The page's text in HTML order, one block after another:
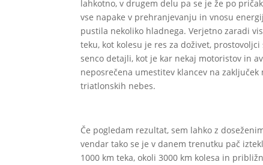
lahkotno, v drugem delu pa se je že po
vse napake v prehranjevanju in vnosu
pustila nekoliko hladnega. Verjetno zaradi
teku, kot kolesu je res za doživet,
senco detajli, kot je kar nekaj motoristov in
neposrečena umestitev klancev na
triatlonskih nebes.
Če pogledam rezultat, sem lahko z
vendar tako se je v danem trenutku pač
1000 km teka, okoli 3000 km kolesa in